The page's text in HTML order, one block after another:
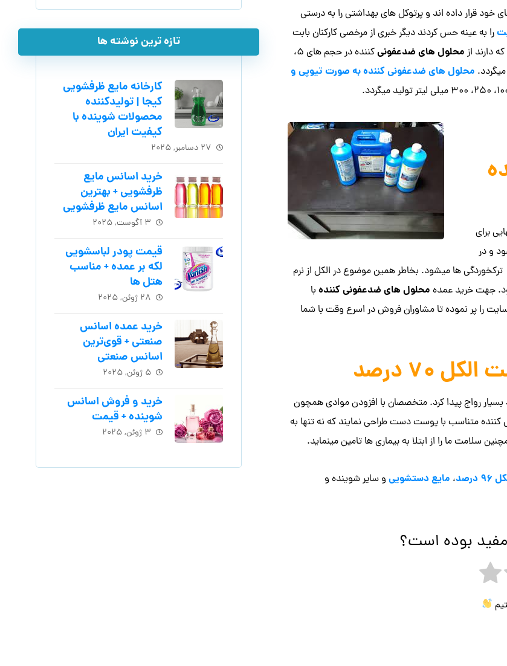
خود قرار داده اند و پرتوکل های بهداشتی را به درستی
را به عینه حس کردند دیگر خبری از مرخصی کارکنان بابت
دارند از محلول های ضدعفونی
کننده در حجم های ۵،
محلول های ضدعفونی کنندهبه صورت تیوپی و
برای
و در
ها میشود. بخاطر همین موضوع در الکل از نرم
جهت خرید عمده محلول های ضدعفونی کنندهبا
را پر نموده تا مشاوران فروش در اسرع وقت با شما
درصد
بود که استفاده از محلول ضدعفونی کننده دست الکل 70 درصد بسیار رواج پیدا کرد. متخصصان با افزودن موادی همچون
کننده متناسب با پوست دست طراحی نمایند که نه تنها به
ما را از ابتلا به بیماری ها تامین مینماید.
درصد ، مایع دستشوییو سایر شوینده و
مفید بوده است؟
تازه ترین نوشته ها
کارخانه مایع ظرفشویی
کیجا | تولیدکننده
محصولات شوینده با
کیفیت ایران
۲۷ دسامبر, ۲۰۲۵
خرید اسانس مایع
ظرفشویی + بهترین
اسانس مایع ظرفشویی
۳ آگوست, ۲۰۲۵
قیمت پودر لباسشویی
لکه بر عمده + مناسب
هتل ها
۲۸ ژوئن, ۲۰۲۵
خرید عمده اسانس
صنعتی + قوی‌ترین
اسانس‌ صنعتی
۵ ژوئن, ۲۰۲۵
خرید و فروش اسانس
شوینده + قیمت
۳ ژوئن, ۲۰۲۵